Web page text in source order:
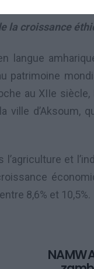
la croissance
langue
patrimoine
au XIIe siècle,
d’Aksoum,
et
8,6% et 10,5%.